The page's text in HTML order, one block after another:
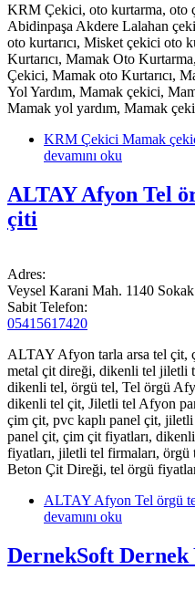
KRM Çekici, oto kurtarma, oto
Abidinpaşa Akdere Lalahan
oto kurtarıcı, Misket çekici oto
Kurtarıcı, Mamak Oto
Çekici, Mamak oto Kurtarıcı,
Yol Yardım, Mamak çekici,
Mamak yol yardım, Mamak
KRM Çekici Mamak
devamını oku
ALTAY Afyon Tel
çiti
Adres:
Veysel Karani Mah. 1140
Sabit Telefon:
05415617420
ALTAY Afyon tarla arsa tel çit,
metal çit direği, dikenli tel jiletli
dikenli tel, örgü tel, Tel örgü
dikenli tel çit, Jiletli tel Afyon
çim çit, pvc kaplı panel çit,
panel çit, çim çit fiyatları,
fiyatları, jiletli tel firmaları, örgü
Beton Çit Direği, tel örgü
ALTAY Afyon Tel örgü
devamını oku
DernekSoft Dernek